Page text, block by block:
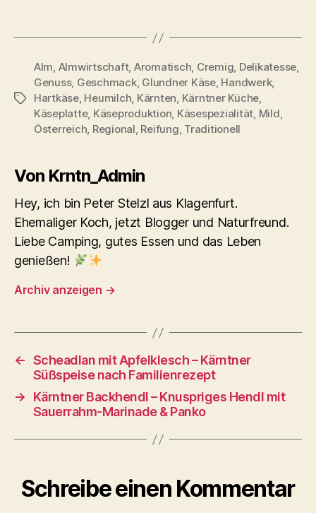
Schlagwörter
Alm, Almwirtschaft, Aromatisch, Cremig, Delikatesse,
Genuss, Geschmack, Glundner Käse, Handwerk,
Hartkäse, Heumilch, Kärnten, Kärntner Küche,
Käseplatte, Käseproduktion, Käsespezialität, Mild,
Österreich, Regional, Reifung, Traditionell
Von Krntn_Admin
Hey, ich bin Peter Stelzl aus Klagenfurt.
Ehemaliger Koch, jetzt Blogger und Naturfreund.
Liebe Camping, gutes Essen und das Leben
genießen!
Archiv anzeigen →
← Scheadlan mit Apfelklesch – Kärntner
Süßspeise nach Familienrezept
→
Kärntner Backhendl – Knuspriges Hendl mit
Sauerrahm-Marinade & Panko
Schreibe einen Kommentar